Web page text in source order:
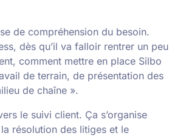
de compréhension du besoin.
dès qu’il va falloir rentrer un peu
comment mettre en place Silbo
de terrain, de présentation des
de chaîne ».
le suivi client. Ça s’organise
résolution des litiges et le